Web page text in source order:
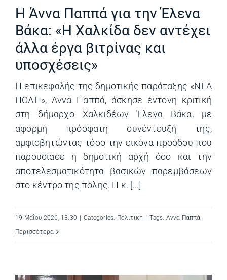
Η Άννα Παππά για την Έλενα
Βάκα: «Η Χαλκίδα δεν αντέχει
άλλα έργα βιτρίνας και
υποσχέσεις»
Η επικεφαλής της δημοτικής παράταξης «ΝΕΑ
ΠΟΛΗ», Άννα Παππά, άσκησε έντονη κριτική
στη δήμαρχο Χαλκιδέων Έλενα Βάκα, με
αφορμή πρόσφατη συνέντευξή της,
αμφισβητώντας τόσο την εικόνα προόδου που
παρουσίασε η δημοτική αρχή όσο και την
αποτελεσματικότητα βασικών παρεμβάσεων
στο κέντρο της πόλης. Η κ. [...]
19 Μαΐου 2026, 13:30 Categories: Πολιτική Tags: Άννα Παππά
Περισσότερα